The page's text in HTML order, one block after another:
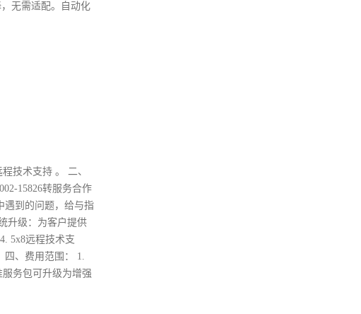
无需适配。自动化
技术支持 。 二、
15826转服务合作
遇到的问题，给与指
升级：为客户提供
5x8远程技术支
四、费用范围： 1.
务包可升级为增强